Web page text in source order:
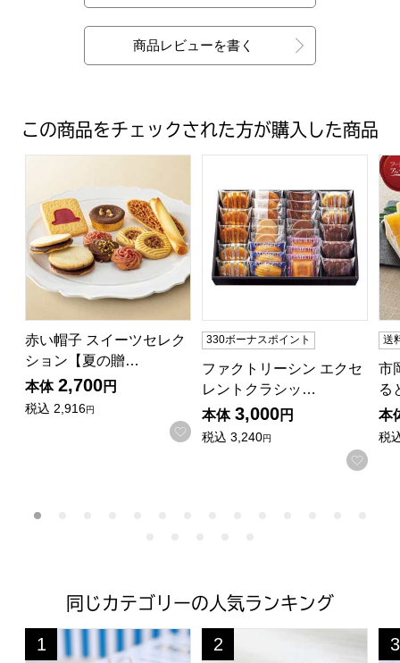
商品レビューを書く
この商品をチェックされた方が購入した商品
赤い帽子 スイーツセレクション【夏の贈りもの・お中元
赤い帽子 スイーツセレク
ション【夏の贈…
本体 2,700円
税込 2,916円
お気に入りに登録する
ファクトリーシン エクセレ
330ボーナスポイント
ファクトリーシン エクセ
レントクラシッ…
本体 3,000円
税込 3,240円
お気
市
送
市
る
本
税
同じカテゴリーの人気ランキング
鳥取 寿製菓 大山ソフトクリームサンドクッキー18個入
1
位
イーペルの猫祭り ベルギー
2
位 3
位